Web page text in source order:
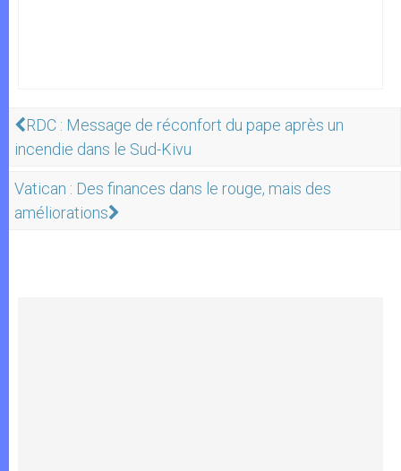
RDC : Message de réconfort du pape après un
incendie dans le Sud-Kivu
Vatican : Des finances dans le rouge, mais des
améliorations